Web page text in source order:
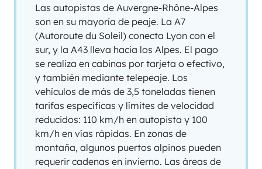
Las autopistas de Auvergne-Rhône-Alpes
son en su mayoría de peaje. La A7
(Autoroute du Soleil) conecta Lyon con el
sur, y la A43 lleva hacia los Alpes. El pago
se realiza en cabinas por tarjeta o efectivo,
y también mediante telepeaje. Los
vehículos de más de 3,5 toneladas tienen
tarifas específicas y límites de velocidad
reducidos: 110 km/h en autopista y 100
km/h en vías rápidas. En zonas de
montaña, algunos puertos alpinos pueden
requerir cadenas en invierno. Las áreas de